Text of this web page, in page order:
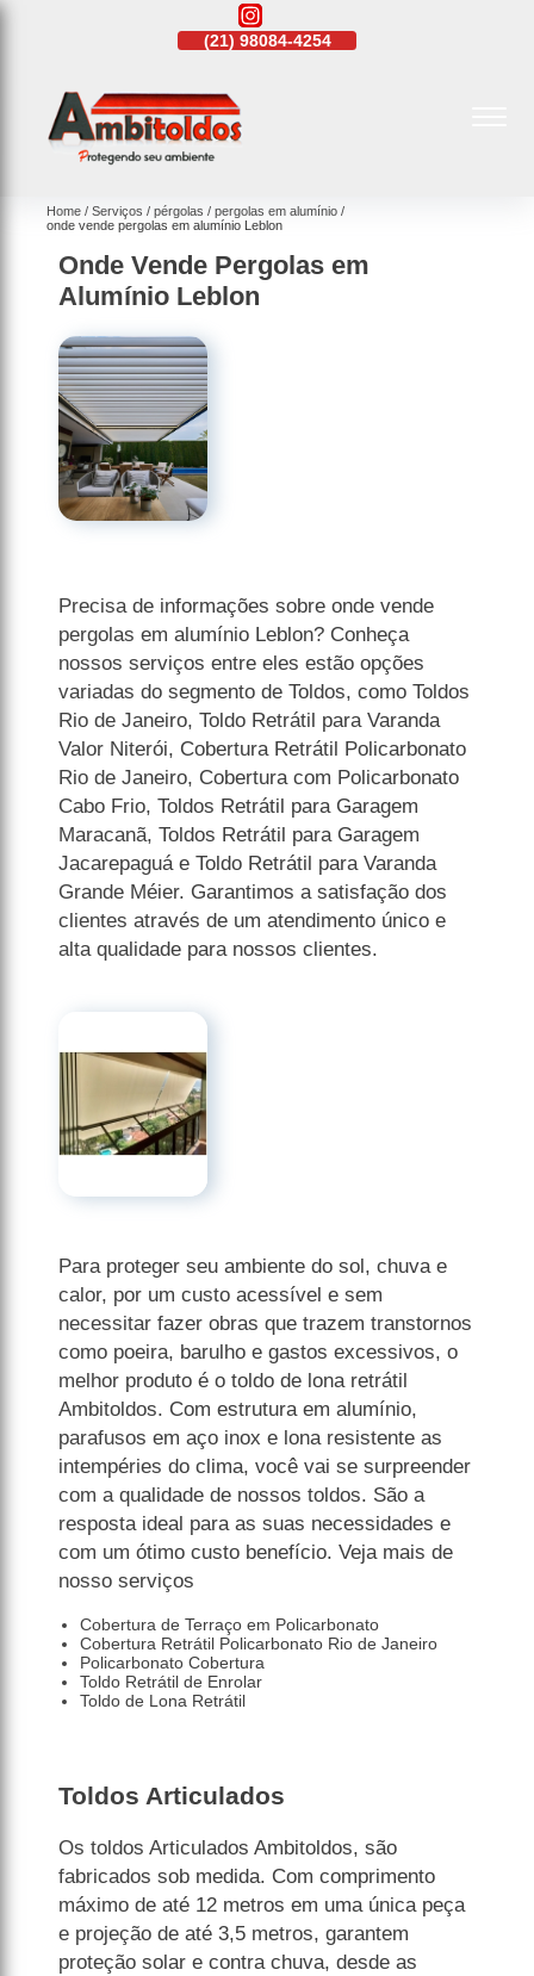
(21)98084-4254
Home Serviços pérgolas
pergolas em alumínio
onde vende pergolas em alumínio Leblon
Onde Vende Pergolas em
Alumínio Leblon
Precisa de informações sobre onde vende
pergolas em alumínio Leblon? Conheça
nossos serviços entre eles estão opções
variadas do segmento de Toldos, como Toldos
Rio de Janeiro, Toldo Retrátil para Varanda
Valor Niterói, Cobertura Retrátil Policarbonato
Rio de Janeiro, Cobertura com Policarbonato
Cabo Frio, Toldos Retrátil para Garagem
Maracanã, Toldos Retrátil para Garagem
Jacarepaguá e Toldo Retrátil para Varanda
Grande Méier. Garantimos a satisfação dos
clientes através de um atendimento único e
alta qualidade para nossos clientes.
Para proteger seu ambiente do sol, chuva e
calor, por um custo acessível e sem
necessitar fazer obras que trazem transtornos
como poeira, barulho e gastos excessivos, o
melhor produto é o toldo de lona retrátil
Ambitoldos. Com estrutura em alumínio,
parafusos em aço inox e lona resistente as
intempéries do clima, você vai se surpreender
com a qualidade de nossos toldos. São a
resposta ideal para as suas necessidades e
com um ótimo custo benefício. Veja mais de
nosso serviços
Cobertura de Terraço em Policarbonato
Cobertura Retrátil Policarbonato Rio de Janeiro
Policarbonato Cobertura
Toldo Retrátil de Enrolar
Toldo de Lona Retrátil
Toldos Articulados
Os toldos Articulados Ambitoldos, são
fabricados sob medida. Com comprimento
máximo de até 12 metros em uma única peça
e projeção de até 3,5 metros, garantem
proteção solar e contra chuva, desde as